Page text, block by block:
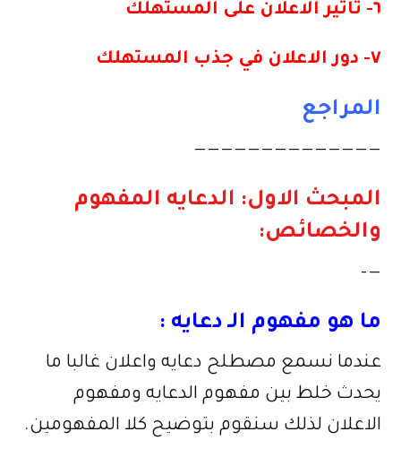
٦- تاثير الاعلان على المستهلك
٧- دور الاعلان في جذب المستهلك
المراجع
——————————————
المبحث الاول: الدعايه المفهوم
والخصائص:
—–
ما هو مفهوم الـ دعايه :
عندما نسمع مصطلح دعايه واعلان غالبا ما
يحدث خلط بين مفهوم الدعايه ومفهوم
الاعلان لذلك سنقوم بتوضيح كلا المفهومين.